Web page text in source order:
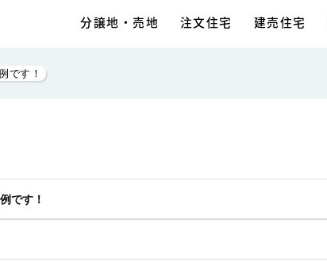
分譲地・売地 注文住宅 建売住宅
です！
です！
を楽しめるトイレ